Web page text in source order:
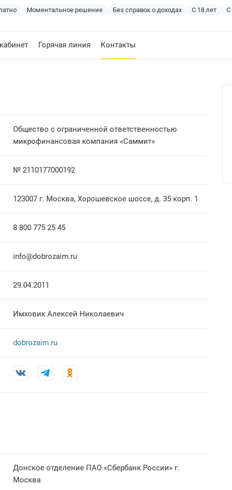
Моментальное решение Без справок о доходах С 18 лет С
Горячая линия Контакты
Общество с ограниченной ответственностью
микрофинансовая компания «Саммит»
№ 2110177000192
123007 г. Москва, Хорошевское шоссе, д. 35 корп. 1
8 800 775 25 45
info@dobrozaim.ru
29.04.2011
Имховик Алексей Николаевич
dobrozaim.ru
Донское отделение ПАО «Сбербанк России» г.
Москва